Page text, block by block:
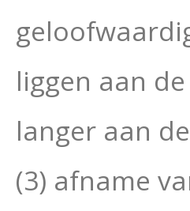
liggen aan
langer aan
(3) afname